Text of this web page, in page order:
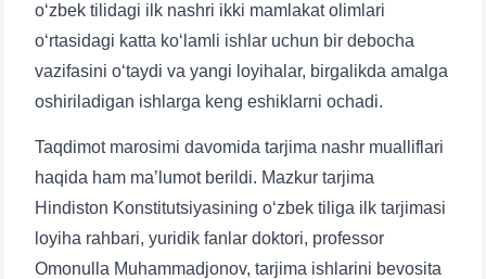
Pochta
yuborish
oʻzbek tilidagi ilk nashri ikki mamlakat olimlari
oʻrtasidagi katta koʻlamli ishlar uchun bir debocha
vazifasini oʻtaydi va yangi loyihalar, birgalikda amalga
oshiriladigan ishlarga keng eshiklarni ochadi.
Taqdimot marosimi davomida tarjima nashr mualliflari
haqida ham ma’lumot berildi. Mazkur tarjima
Hindiston Konstitutsiyasining oʻzbek tiliga ilk tarjimasi
loyiha rahbari, yuridik fanlar doktori, professor
Omonulla Muhammadjonov, tarjima ishlarini bevosita